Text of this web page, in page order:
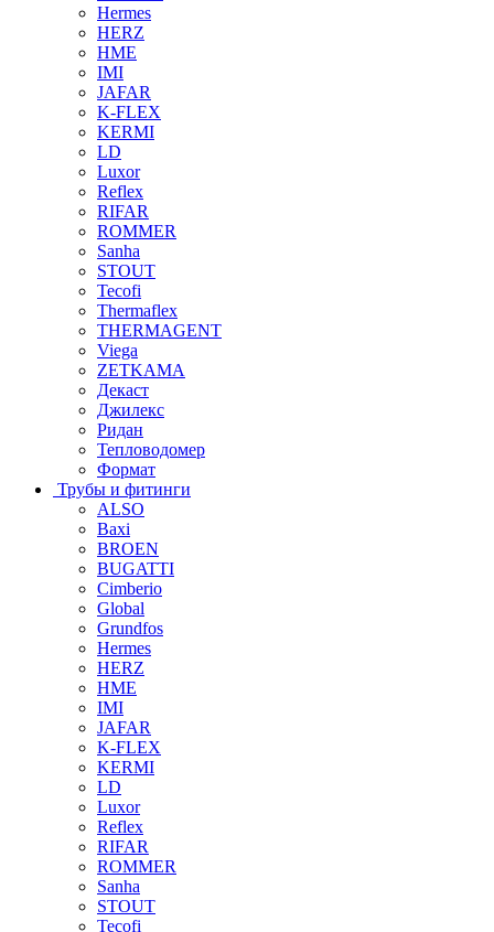
Hermes
HERZ
HME
IMI
JAFAR
K-FLEX
KERMI
LD
Luxor
Reflex
RIFAR
ROMMER
Sanha
STOUT
Tecofi
Thermaflex
THERMAGENT
Viega
ZETKAMA
Декаст
Джилекс
Ридан
Тепловодомер
Формат
Трубы и фитинги
ALSO
Baxi
BROEN
BUGATTI
Cimberio
Global
Grundfos
Hermes
HERZ
HME
IMI
JAFAR
K-FLEX
KERMI
LD
Luxor
Reflex
RIFAR
ROMMER
Sanha
STOUT
Tecofi